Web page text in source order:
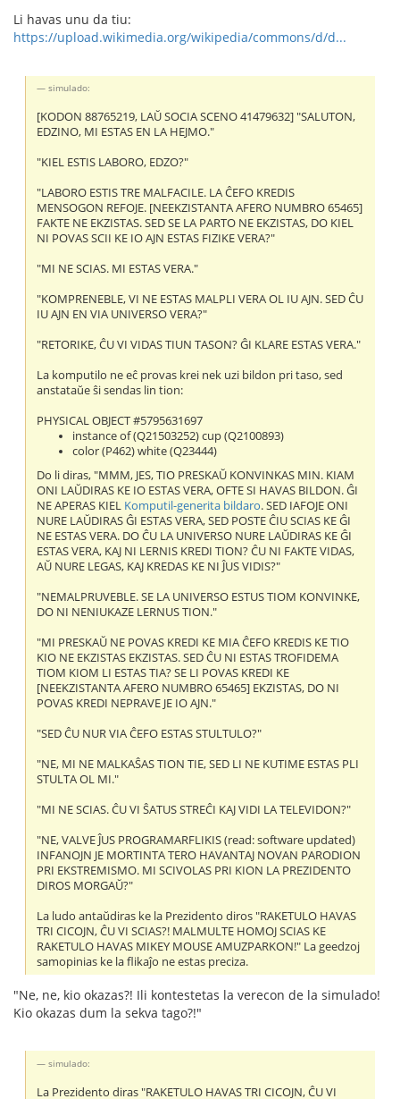
Li havas unu da tiu:
https://upload.wikimedia.org/wikipedia/commons/d/d...
simulado:
[KODON 88765219, LAŬ SOCIA SCENO 41479632] "SALUTON,
EDZINO, MI ESTAS EN LA HEJMO."
"KIEL ESTIS LABORO, EDZO?"
"LABORO ESTIS TRE MALFACILE. LA ĈEFO KREDIS
MENSOGON REFOJE. [NEEKZISTANTA AFERO NUMBRO 65465]
FAKTE NE EKZISTAS. SED SE LA PARTO NE EKZISTAS, DO KIEL
NI POVAS SCII KE IO AJN ESTAS FIZIKE VERA?"
"MI NE SCIAS. MI ESTAS VERA."
"KOMPRENEBLE, VI NE ESTAS MALPLI VERA OL IU AJN. SED ĈU
IU AJN EN VIA UNIVERSO VERA?"
"RETORIKE, ĈU VI VIDAS TIUN TASON? ĜI KLARE ESTAS VERA."
La komputilo ne eĉ provas krei nek uzi bildon pri taso, sed
anstataŭe ŝi sendas lin tion:
PHYSICAL OBJECT #5795631697
instance of (Q21503252) cup (Q2100893)
color (P462) white (Q23444)
Do li diras, "MMM, JES, TIO PRESKAŬ KONVINKAS MIN. KIAM
ONI LAŬDIRAS KE IO ESTAS VERA, OFTE SI HAVAS BILDON. ĜI
NE APERAS KIEL Komputil-generita bildaro. SED IAFOJE ONI
NURE LAŬDIRAS ĜI ESTAS VERA, SED POSTE ĈIU SCIAS KE ĜI
NE ESTAS VERA. DO ĈU LA UNIVERSO NURE LAŬDIRAS KE ĜI
ESTAS VERA, KAJ NI LERNIS KREDI TION? ĈU NI FAKTE VIDAS,
AŬ NURE LEGAS, KAJ KREDAS KE NI ĴUS VIDIS?"
"NEMALPRUVEBLE. SE LA UNIVERSO ESTUS TIOM KONVINKE,
DO NI NENIUKAZE LERNUS TION."
"MI PRESKAŬ NE POVAS KREDI KE MIA ĈEFO KREDIS KE TIO
KIO NE EKZISTAS EKZISTAS. SED ĈU NI ESTAS TROFIDEMA
TIOM KIOM LI ESTAS TIA? SE LI POVAS KREDI KE
[NEEKZISTANTA AFERO NUMBRO 65465] EKZISTAS, DO NI
POVAS KREDI NEPRAVE JE IO AJN."
"SED ĈU NUR VIA ĈEFO ESTAS STULTULO?"
"NE, MI NE MALKAŜAS TION TIE, SED LI NE KUTIME ESTAS PLI
STULTA OL MI."
"MI NE SCIAS. ĈU VI ŜATUS STREĈI KAJ VIDI LA TELEVIDON?"
"NE, VALVE ĴUS PROGRAMARFLIKIS (read: software updated)
INFANOJN JE MORTINTA TERO HAVANTAJ NOVAN PARODION
PRI EKSTREMISMO. MI SCIVOLAS PRI KION LA PREZIDENTO
DIROS MORGAŬ?"
La ludo antaŭdiras ke la Prezidento diros "RAKETULO HAVAS
TRI CICOJN, ĈU VI SCIAS?! MALMULTE HOMOJ SCIAS KE
RAKETULO HAVAS MIKEY MOUSE AMUZPARKON!" La geedzoj
samopinias ke la flikaĵo ne estas preciza.
"Ne, ne, kio okazas?! Ili kontestetas la verecon de la simulado!
Kio okazas dum la sekva tago?!"
simulado:
La Prezidento diras "RAKETULO HAVAS TRI CICOJN, ĈU VI